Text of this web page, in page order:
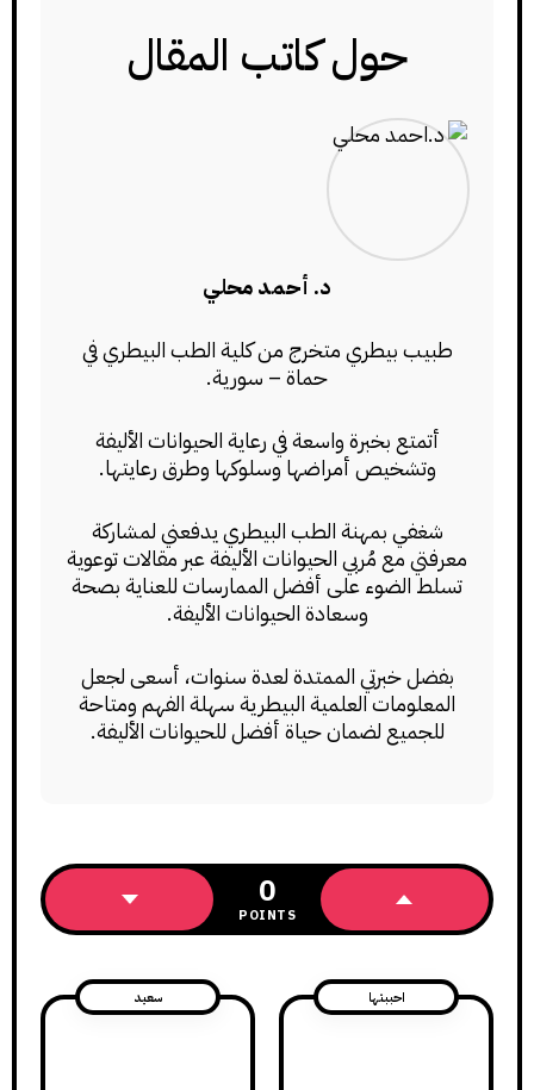
حول كاتب المقال
د. أحمد محلي
طبيب بيطري متخرج من كلية الطب البيطري في
حماة – سورية.
أتمتع بخبرة واسعة في رعاية الحيوانات الأليفة
وتشخيص أمراضها وسلوكها وطرق رعايتها.
شغفي بمهنة الطب البيطري يدفعني لمشاركة
معرفتي مع مُربي الحيوانات الأليفة عبر مقالات توعوية
تسلط الضوء على أفضل الممارسات للعناية بصحة
وسعادة الحيوانات الأليفة.
بفضل خبرتي الممتدة لعدة سنوات، أسعى لجعل
المعلومات العلمية البيطرية سهلة الفهم ومتاحة
للجميع لضمان حياة أفضل للحيوانات الأليفة.
0
POINTS
احببتها سعيد